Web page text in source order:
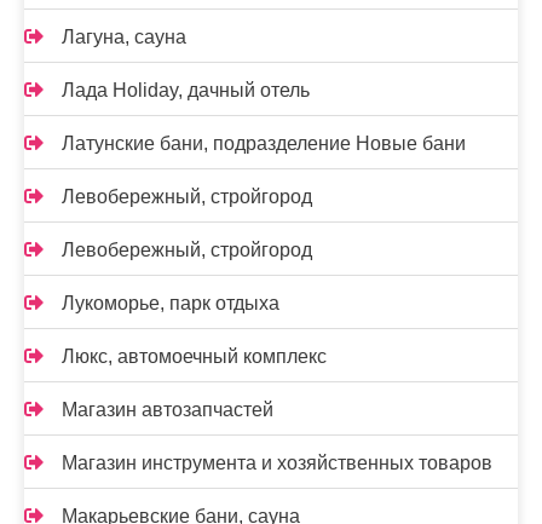
Лагуна, сауна
Лада Holidаy, дачный отель
Латунские бани, подразделение Новые бани
Левобережный, стройгород
Левобережный, стройгород
Лукоморье, парк отдыха
Люкс, автомоечный комплекс
Магазин автозапчастей
Магазин инструмента и хозяйственных товаров
Макарьевские бани, сауна